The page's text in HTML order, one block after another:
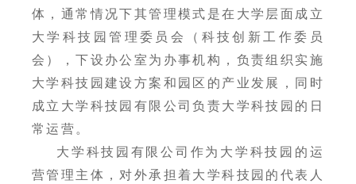
体，通常情况下其管理模式是在大学层面成立
大学科技园管理委员会（科技创新工作委员
会），下设办公室为办事机构，负责组织实施
大学科技园建设方案和园区的产业发展，同时
成立大学科技园有限公司负责大学科技园的日
常运营。
大学科技园有限公司作为大学科技园的运
营管理主体，对外承担着大学科技园的代表人